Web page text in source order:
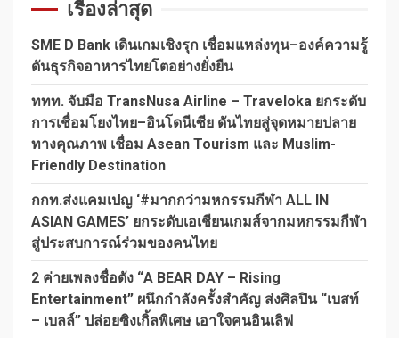
เรื่องล่าสุด
SME D Bank เดินเกมเชิงรุก เชื่อมแหล่งทุน–องค์ความรู้
ดันธุรกิจอาหารไทยโตอย่างยั่งยืน
ททท. จับมือ TransNusa Airline – Traveloka ยกระดับ
การเชื่อมโยงไทย–อินโดนีเซีย ดันไทยสู่จุดหมายปลาย
ทางคุณภาพ เชื่อม Asean Tourism และ Muslim-
Friendly Destination
กกท.ส่งแคมเปญ ‘#มากกว่ามหกรรมกีฬา ALL IN
ASIAN GAMES’ ยกระดับเอเชียนเกมส์จากมหกรรมกีฬา
สู่ประสบการณ์ร่วมของคนไทย
2 ค่ายเพลงชื่อดัง “A BEAR DAY – Rising
Entertainment” ผนึกกำลังครั้งสำคัญ ส่งศิลปิน “เบสท์
– เบลล์” ปล่อยซิงเกิ้ลพิเศษ เอาใจคนอินเลิฟ